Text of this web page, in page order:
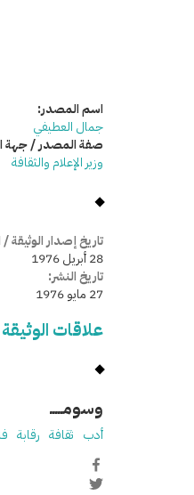
اسم المصدر:
جمال العطيفي
صفة المصدر / جهة
وزير الإعلام والثقافة
تاريخ إصدار الوثيقة
28 أبريل 1976
تاريخ النشر:
27 مايو 1976
علاقات الوثيقة
وسومـــــ
أدب ثقافة رقابة